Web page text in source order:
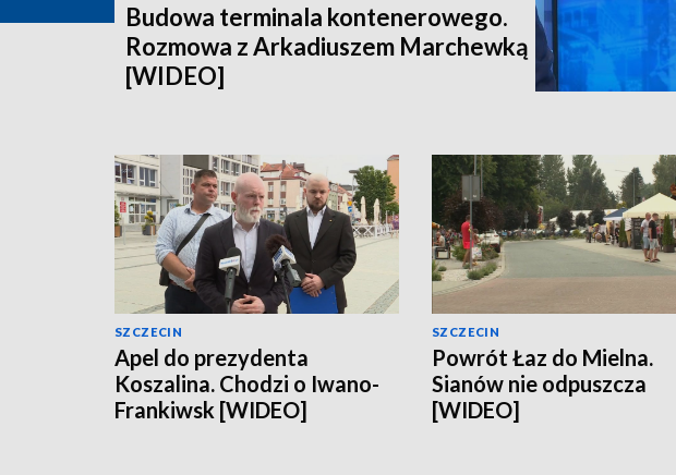
Budowa terminala kontenerowego.
Rozmowa z Arkadiuszem Marchewką
[WIDEO]
SZCZECIN
Apel do prezydenta
Koszalina. Chodzi o Iwano-
Frankiwsk [WIDEO]
SZCZECIN
Powrót Łaz do Mielna.
Sianów nie odpuszcza
[WIDEO]